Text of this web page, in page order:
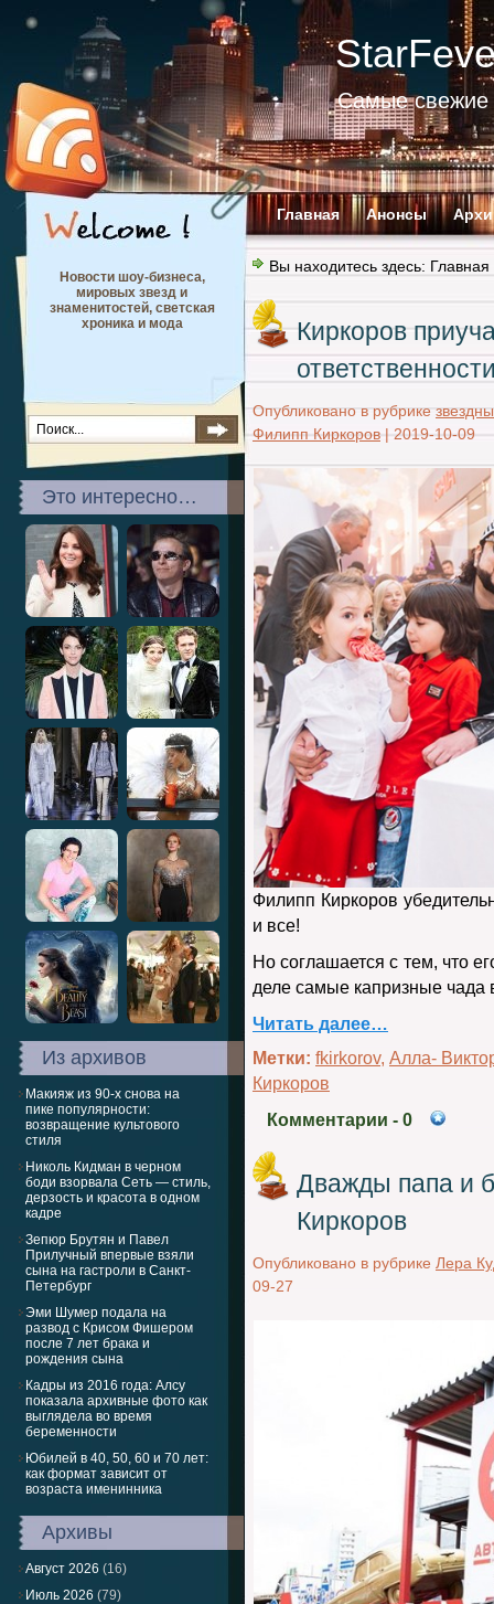
Самые свежие
Главная Анонсы
Новости шоу-бизнеса,
мировых звезд и
знаменитостей, светская
хроника и мода
Это интересно…
Из архивов
Макияж из 90-х снова на
пике популярности:
возвращение культового
стиля
Николь Кидман в черном
боди взорвала Сеть — стиль,
дерзость и красота в одном
кадре
Зепюр Брутян и Павел
Прилучный впервые взяли
сына на гастроли в Санкт-
Петербург
Эми Шумер подала на
развод с Крисом Фишером
после 7 лет брака и
рождения сына
Кадры из 2016 года: Алсу
показала архивные фото как
выглядела во время
беременности
Юбилей в 40, 50, 60 и 70 лет:
как формат зависит от
возраста именинника
Архивы
Август 2026 (16)
Июль 2026 (79)
Вы находитесь здесь: Главная
Киркоров
Опубликовано в рубрике
Филипп Киркоров | 2019-10-09
Филипп Киркоров
и все!
Но соглашается с тем, что
деле самые капризные чада
Читать далее…
Метки: fkirkorov, Алла-
Киркоров
Комментарии - 0
Дважды папа и
Киркоров
Опубликовано в рубрике Лера
09-27